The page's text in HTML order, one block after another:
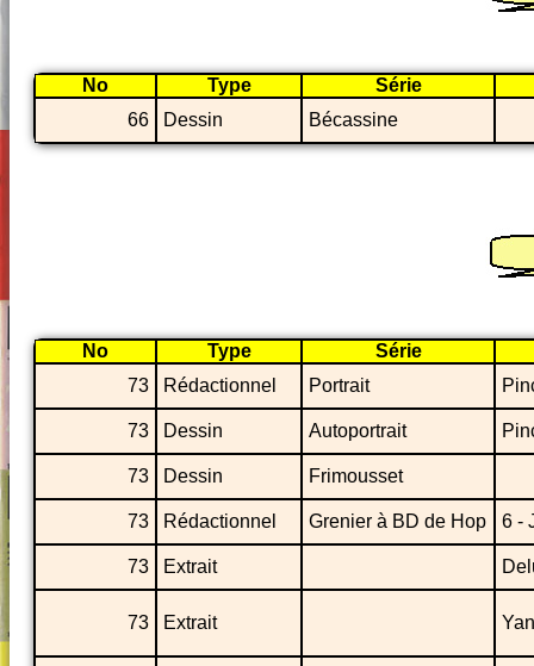
No Type
Série
66
Dessin Bécassine
No Type
Série
73
Rédactionnel Portrait
73 Dessin Autoportrait
73 Dessin Frimousset
73 Rédactionnel Grenier à BD de Hop 6 -
73 Extrait
73 Extrait